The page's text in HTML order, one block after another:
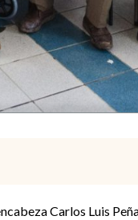
Carlos Luis